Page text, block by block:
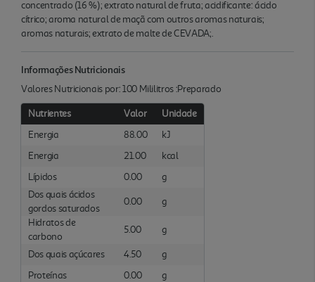
concentrado (16 %); extrato natural de fruta; acidificante: ácido
cítrico; aroma natural de maçã com outros aromas naturais;
aromas naturais; extrato de malte de CEVADA;.
Informações Nutricionais
Valores Nutricionais por: 100 Mililitros :Preparado
Nutrientes Valor
Unidade
Energia
88.00
kJ
Energia
21.00
kcal
Lípidos
0.00
g
Dos quais ácidos
gordos saturados
0.00
g
Hidratos de
carbono
5.00 g
Dos quais açúcares 4.50
g
Proteínas
0.00
g